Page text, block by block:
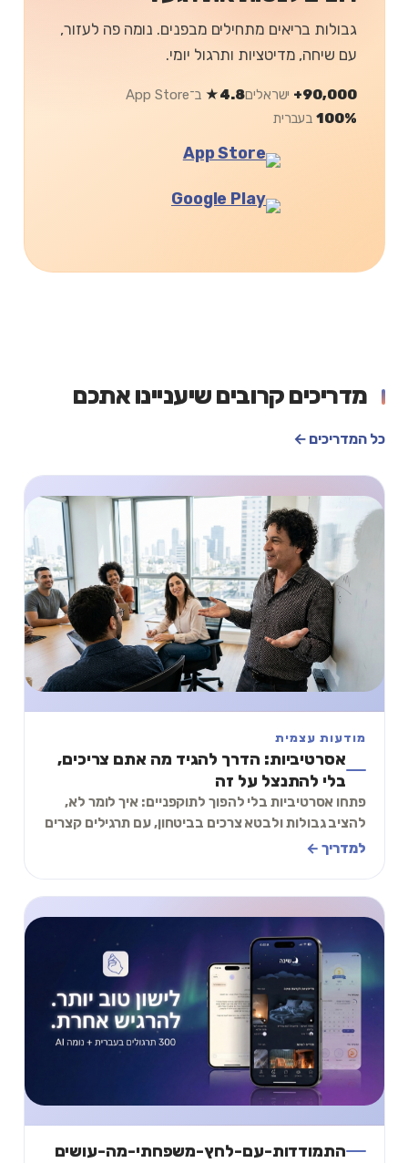
גבולות בריאים מתחילים מבפנים. נומה פה לעזור,
עם שיחה, מדיטציות ותרגול יומי.
90,000+ ישראלים4.8★
ב־App Store
100%בעברית
מדריכים קרובים שיעניינו אתכם
כל המדריכים ←
מודעות עצמית
אסרטיביות: הדרך להגיד מה אתם צריכים,
בלי להתנצל על זה
פתחו אסרטיביות בלי להפוך לתוקפניים: איך לומר לא,
להציב גבולות ולבטא צרכים בביטחון, עם תרגילים קצרים
שאפשר ליישם כבר בשיחה הבאה שלכם.
למדריך ←
התמודדות-עם-לחץ-משפחתי-מה-עושים